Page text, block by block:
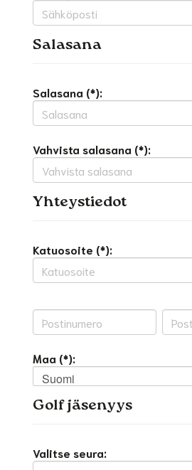
Salasana
Salasana (*):
Vahvista salasana (*):
Yhteystiedot
Katuosoite (*):
Maa (*):
Suomi
Golf jäsenyys
Valitse seura: